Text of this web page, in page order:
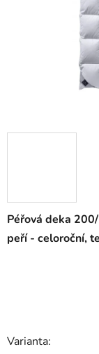
Péřová deka
peří - celoroční,
Varianta: